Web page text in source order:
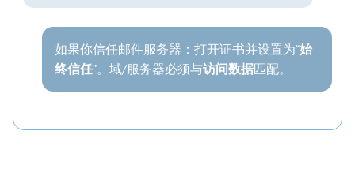
如果你信任邮件服务器：打开证书并设置为“始
终信任”。域/服务器必须与访问数据匹配。